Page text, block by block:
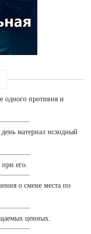
одного противня и
материал исходный
его.
о смене места по
ценных.